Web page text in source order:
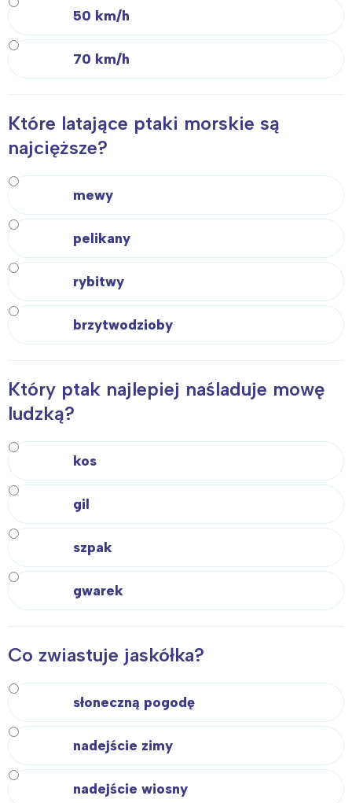
50 km/h
70 km/h
Które latające ptaki morskie są
najcięższe?
mewy
pelikany
rybitwy
brzytwodzioby
Który ptak najlepiej naśladuje mowę
ludzką?
kos
gil
szpak
gwarek
Co zwiastuje jaskółka?
słoneczną pogodę
nadejście zimy
nadejście wiosny